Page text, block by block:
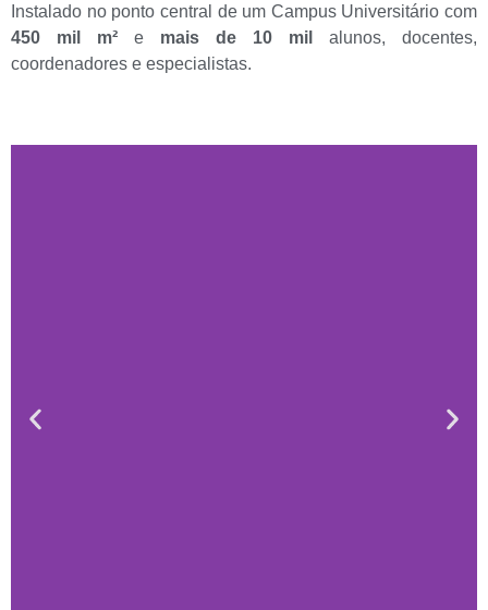
Instalado no ponto central de um Campus Universitário com
450 mil m² e mais de 10 mil alunos, docentes,
coordenadores e especialistas.